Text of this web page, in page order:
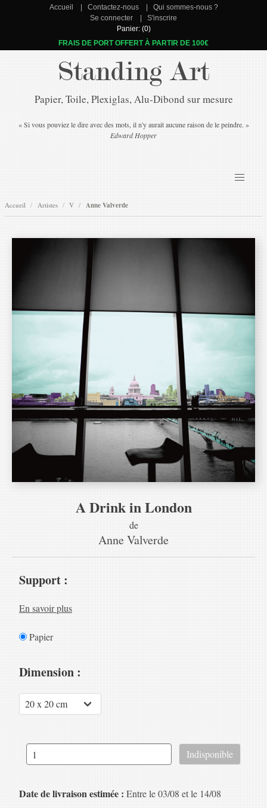
Accueil Contactez-nous
Qui sommes-nous ?
Se connecter
S'inscrire
Panier: (0)
FRAIS DE PORT OFFERT À PARTIR DE 100€
Standing Art
Papier, Toile, Plexiglas, Alu-Dibond sur mesure
« Si vous pouviez le dire avec des mots, il n'y aurait aucune raison de le peindre. »
Edward Hopper
Accueil Artistes V Anne Valverde
A Drink in London
de
Anne Valverde
Support :
En savoir plus
Papier
Dimension :
Date de livraison estimée : Entre le 03/08 et le 14/08